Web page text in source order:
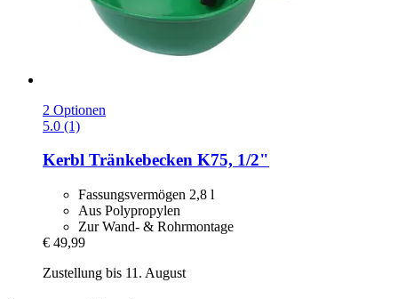
2 Optionen
5.0 (1)
Kerbl Tränkebecken K75, 1/2"
Fassungsvermögen 2,8 l
Aus Polypropylen
Zur Wand- & Rohrmontage
€ 49,99
Zustellung bis 11. August